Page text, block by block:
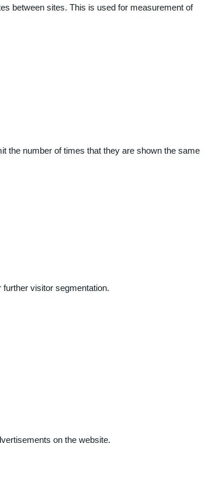
between sites. This is used for measurement of
the number of times that they are shown the same
visitor segmentation.
on the website.